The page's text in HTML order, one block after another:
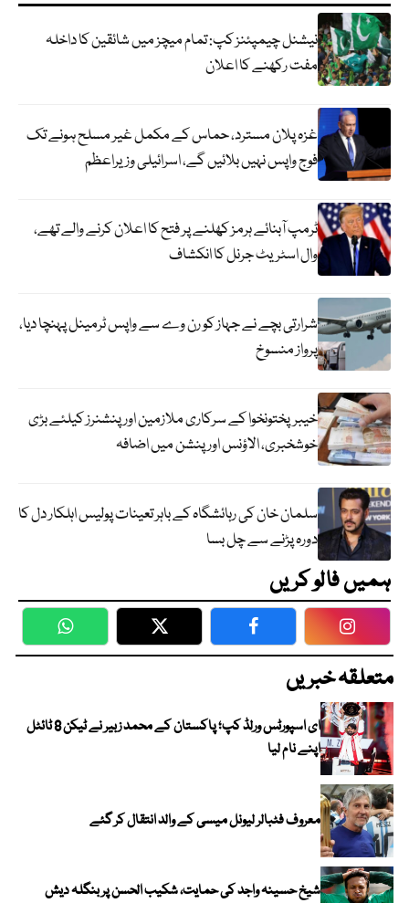
نیشنل چیمپئنز کپ: تمام میچز میں شائقین کا داخلہ
مفت رکھنے کا اعلان
غزہ پلان مسترد، حماس کے مکمل غیر مسلح ہونے تک
فوج واپس نہیں بلائیں گے، اسرائیلی وزیراعظم
ٹرمپ آبنائے ہرمز کھلنے پر فتح کا اعلان کرنے والے تھے،
وال اسٹریٹ جرنل کا انکشاف
شرارتی بچے نے جہاز کو رن وے سے واپس ٹرمینل پہنچا دیا،
پرواز منسوخ
خیبرپختونخوا کے سرکاری ملازمین اور پنشنرز کیلئے بڑی
خوشخبری، الاؤنس اور پنشن میں اضافہ
سلمان خان کی رہائشگاہ کے باہر تعینات پولیس اہلکار دل کا
دورہ پڑنے سے چل بسا
ہمیں فالو کریں
WhatsApp Twitter Facebook
متعلقہ خبریں
ای اسپورٹس ورلڈ کپ؛ پاکستان کے محمد زبیر نے ٹیکن 8 ٹائٹل
اپنے نام لیا
معروف فٹبالر لیونل میسی کے والد انتقال کر گئے
شیخ حسینہ واجد کی حمایت، شکیب الحسن پر بنگلہ دیش